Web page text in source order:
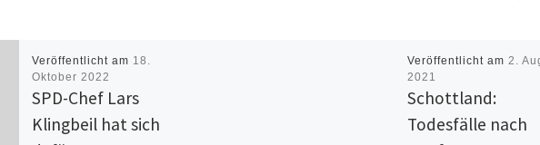
Veröffentlicht am 18.
Oktober 2022
SPD-Chef Lars
Klingbeil hat sich
Veröffentlicht am 2.
2021
Schottland:
Todesfälle nach